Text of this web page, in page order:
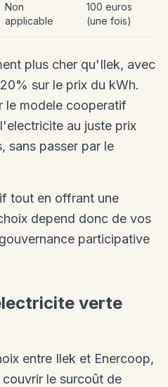
Non
applicable
100 euros
(une fois)
plus cher qu'Ilek, avec
sur le prix du kWh.
le modele cooperatif
au juste prix
sans passer par le
tout en offrant une
depend donc de vos
participative
verte
entre Ilek et Enercoop,
le surcoût de